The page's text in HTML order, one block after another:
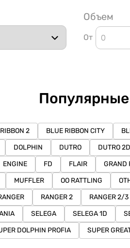
Объем
От
2 BLUE RIBBON CITY
DOLPHIN DUTRO DUTRO 2D
ENGINE FD FLAIR GRAND
MUFFLER OO RATTLING
RANGER 2 RANGER 2/3
SELEGA SELEGA 1D
DOLPHIN PROFIA SUPER